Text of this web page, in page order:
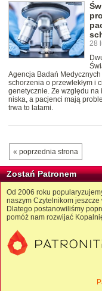
28
Agencja Badań
schorzenia o przewlekłym i
genetycznie. Ze względu
niska, a pacjenci mają
trwa to latami.
« poprzednia strona
Zostań Patronem
Od 2006 roku
naszym Czytelnikom
Dlatego postanowiliśmy
pomóż nam rozwijać